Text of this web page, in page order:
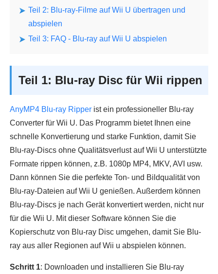
Teil 2: Blu-ray-Filme auf Wii U übertragen und
abspielen
Teil 3: FAQ - Blu-ray auf Wii U abspielen
Teil 1: Blu-ray Disc für Wii rippen
AnyMP4 Blu-ray Ripper ist ein professioneller Blu-ray
Converter für Wii U. Das Programm bietet Ihnen eine
schnelle Konvertierung und starke Funktion, damit Sie
Blu-ray-Discs ohne Qualitätsverlust auf Wii U unterstützte
Formate rippen können, z.B. 1080p MP4, MKV, AVI usw.
Dann können Sie die perfekte Ton- und Bildqualität von
Blu-ray-Dateien auf Wii U genießen. Außerdem können
Blu-ray-Discs je nach Gerät konvertiert werden, nicht nur
für die Wii U. Mit dieser Software können Sie die
Kopierschutz von Blu-ray Disc umgehen, damit Sie Blu-
ray aus aller Regionen auf Wii u abspielen können.
Schritt 1: Downloaden und installieren Sie Blu-ray